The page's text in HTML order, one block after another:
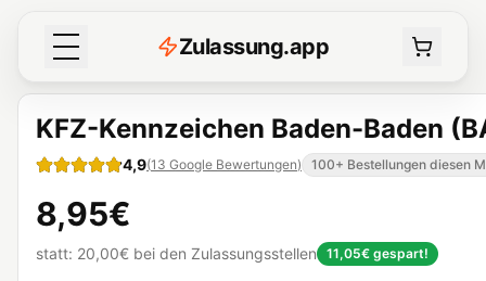
Zulassung.app
KFZ-Kennzeichen Baden-Baden
4,9(13 Google Bewertungen) 100+ Bestellungen diesen
8,95€
statt: 20,00€ bei den Zulassungsstellen 11,05€ gespart!